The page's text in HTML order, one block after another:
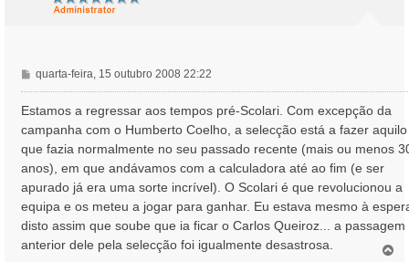
M
e
n
g
e
m
quarta-feira, 15 outubro 2008 22:22
Estamos a regressar aos tempos pré-Scolari. Com excepção da
campanha com o Humberto Coelho, a selecção está a fazer aquilo
que fazia normalmente no seu passado recente (mais ou menos
anos), em que andávamos com a calculadora até ao fim (e ser
apurado já era uma sorte incrível). O Scolari é que revolucionou a
equipa e os meteu a jogar para ganhar. Eu estava mesmo à
disto assim que soube que ia ficar o Carlos Queiroz... a passagem
anterior dele pela selecção foi igualmente desastrosa.